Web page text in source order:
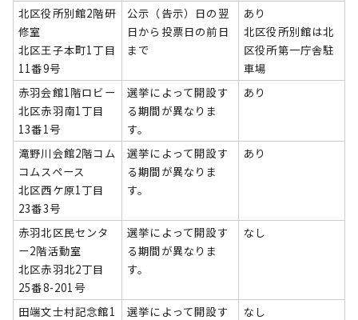
北区役所別館2階研
修室
北区王子本町1丁目
11番9号
公示（告示）日の翌
日から投票日の前日
まで
あり
北区役所別館は北
区役所第一庁舎駐
車場
赤羽会館1階ロビー
北区赤羽南1丁目
13番1号
選挙によって開設す
る期間が異なりま
す。
あり
滝野川会館2階コム
コムスペース
北区西ケ原1丁目
23番3号
選挙によって開設す
る期間が異なりま
す。
あり
赤羽北区民センタ
ー2階活動室
北区赤羽北2丁目
25番8-201号
選挙によって開設す
る期間が異なりま
す。
なし
田端文士村記念館1
選挙によって開設す
なし